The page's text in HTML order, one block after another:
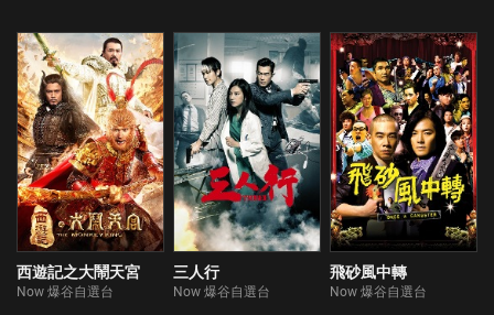
西遊記之大鬧天宮
Now 爆谷自選台
三人行
Now 爆谷自選台
飛砂風中轉
Now 爆谷自選台